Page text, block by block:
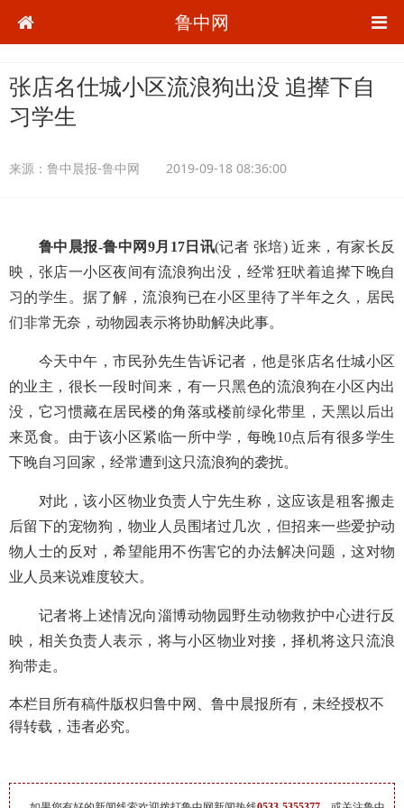
鲁中网
张店名仕城小区流浪狗出没 追撵下自
习学生
来源： 鲁中晨报-鲁中网 2019-09-18 08:36:00
鲁中晨报-鲁中网9月17日讯(记者 张培) 近来，有家长反
映，张店一小区夜间有流浪狗出没，经常狂吠着追撵下晚自
习的学生。据了解，流浪狗已在小区里待了半年之久，居民
们非常无奈，动物园表示将协助解决此事。
今天中午，市民孙先生告诉记者，他是张店名仕城小区
的业主，很长一段时间来，有一只黑色的流浪狗在小区内出
没，它习惯藏在居民楼的角落或楼前绿化带里，天黑以后出
来觅食。由于该小区紧临一所中学，每晚10点后有很多学生
下晚自习回家，经常遭到这只流浪狗的袭扰。
对此，该小区物业负责人宁先生称，这应该是租客搬走
后留下的宠物狗，物业人员围堵过几次，但招来一些爱护动
物人士的反对，希望能用不伤害它的办法解决问题，这对物
业人员来说难度较大。
记者将上述情况向淄博动物园野生动物救护中心进行反
映，相关负责人表示，将与小区物业对接，择机将这只流浪
狗带走。
本栏目所有稿件版权归鲁中网、鲁中晨报所有，未经授权不
得转载，违者必究。